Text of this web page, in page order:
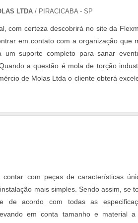
LTDA/ PIRACICABA - SP
com certeza descobrirá no site da
em contato com a organização que
suporte completo para sanar
a questão é mola de torção
de Molas Ltda o cliente obterá
disponíveis.MAIS SOBRE MOLA
e Comércio de Molas Ltda foca
com escritório de alta qualidade
com ótima qualidade.Há
Atendimento personalizado;
focando na qualidade em mola de
deve prezar pelos produtos e serviços
mas de grande valia para
com peças de características
mais simples. Sendo assim, se
de acordo com todas as
em conta tamanho e material a